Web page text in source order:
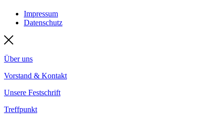
Impressum
Datenschutz
Über uns
Vorstand & Kontakt
Unsere Festschrift
Treffpunkt